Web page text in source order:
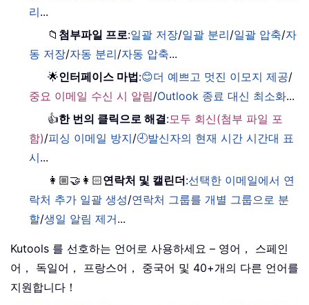
리...
📁 첨부파일 프로:일괄 저장/일괄 분리/일괄 압축/자
동 저장/자동 분리/자동 압축...
🌟인터페이스 마법:😊더 예쁘고 멋진 이모지 제공/
중요 이메일 수신 시 알림/Outlook 종료 대신 최소화...
👍한 번의 클릭으로 해결:모두 회신(첨부 파일 포
함)/피싱 이메일 방지/🕘발신자의 현재 시간 시간대 표
시...
👩🏼‍🤝‍👩🏻연락처 및 캘린더:선택한 이메일에서 연
락처 추가 일괄 생성/연락처 그룹를 개별 그룹으로 분
할/생일 알림 제거...
Kutools 를 선호하는 언어로 사용하세요 – 영어， 스페인
어， 독일어， 프랑스어， 중국어 및 40+개의 다른 언어를
지원합니다！